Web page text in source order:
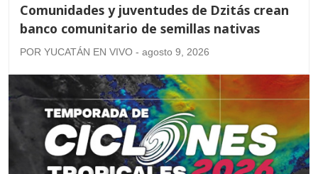
Comunidades y juventudes de Dzitás crean
banco comunitario de semillas nativas
POR YUCATÁN EN VIVO - agosto 9, 2026